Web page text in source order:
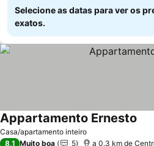
Selecione as datas para ver os
exatos.
Casa/apartamento inteiro
Appartamento Ernesto
8,1 Muito boa 5 a 0.3 km de